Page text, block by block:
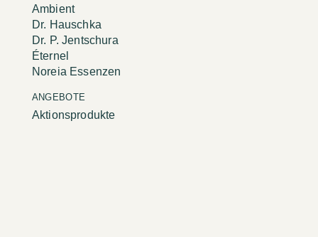
Ambient
Dr. Hauschka
Dr. P. Jentschura
Éternel
Noreia Essenzen
ANGEBOTE
Aktionsprodukte